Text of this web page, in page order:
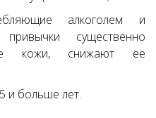
алкоголем и
существенно
кожи, снижают ее
и больше лет.